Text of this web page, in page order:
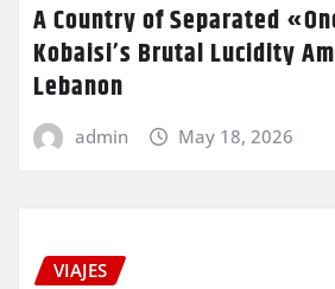
A Country of Separated
Kobaisi’s Brutal Lucidity
Lebanon
admin May 18, 2026
VIAJES